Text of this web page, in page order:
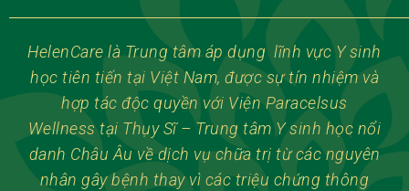
HelenCare là Trung tâm áp dụng lĩnh vực Y sinh
học tiên tiến tại Việt Nam, được sự tín nhiệm và
hợp tác độc quyền với Viện Paracelsus
Wellness tại Thụy Sĩ – Trung tâm Y sinh học nổi
danh Châu Âu về dịch vụ chữa trị từ các nguyên
nhân gây bệnh thay vì các triệu chứng thông